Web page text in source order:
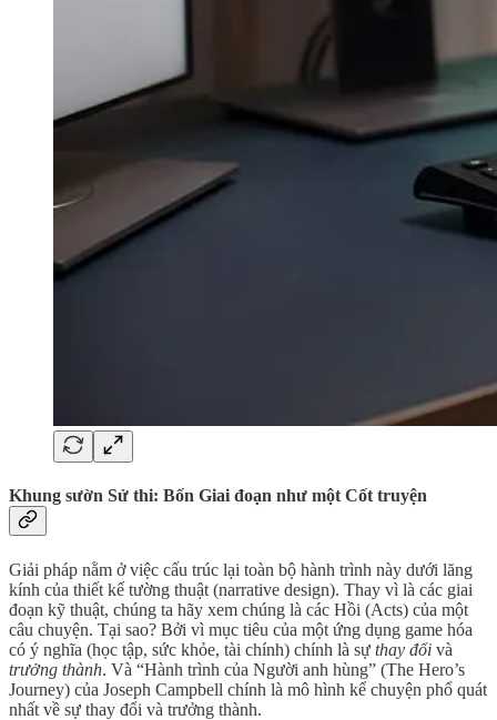
Khung sườn Sử thi: Bốn Giai đoạn như một Cốt truyện
Giải pháp nằm ở việc cấu trúc lại toàn bộ hành trình này dưới lăng
kính của thiết kế tường thuật (narrative design). Thay vì là các giai
đoạn kỹ thuật, chúng ta hãy xem chúng là các Hồi (Acts) của một
câu chuyện. Tại sao? Bởi vì mục tiêu của một ứng dụng game hóa
có ý nghĩa (học tập, sức khỏe, tài chính) chính là sự thay đổi và
trưởng thành. Và “Hành trình của Người anh hùng” (The Hero’s
Journey) của Joseph Campbell chính là mô hình kể chuyện phổ quát
nhất về sự thay đổi và trưởng thành.